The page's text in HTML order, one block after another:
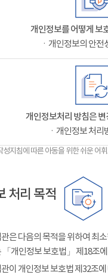
개인정보를 어떻게 보
ㆍ개인정보의 안전
개인정보처리 방침은 변
ㆍ개인정보 처리
지침에 따른 아동을 위한 쉬운 어
처리 목적
은 다음의 목적을 위하여 최
「개인정보 보호법」 제18조
이 개인정보 보호법 제32조